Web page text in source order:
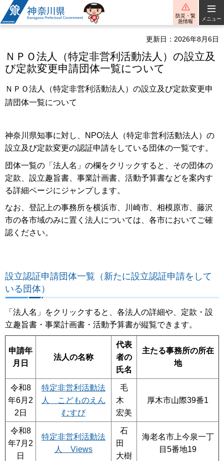
神奈川県
防災・緊
急情報
メニュー
更新日：2026年8月6日
ＮＰＯ法人（特定非営利活動法人）の設立及
び定款変更申請団体一覧について
ＮＰＯ法人（特定非営利活動法人）の設立及び定款変更申
請団体一覧について
神奈川県知事に対し、NPO法人（特定非営利活動法人）の
設立及び定款変更の認証申請をしている団体の一覧です。
団体一覧の「法人名」の欄をクリックすると、その団体の
定款、設立趣旨書、事業計画書、活動予算書などを案内す
る詳細ページにジャンプします。
なお、登記上の事務所を横浜市、川崎市、相模原市、藤沢
市の各市域のみに置く法人については、各市においてご確
認ください。
設立認証申請団体一覧（新たに設立認証申請をして
いる団体）
「法人名」をクリックすると、各法人の詳細や、定款・設
立趣旨書・事業計画書・活動予算書が縦覧できます。
申請年
月日
法人の名称
代表
者の
氏名
主たる事務所の所在
地
令和8
年6月2
2日
特定非営利活動法
人 こどものえん
むすび
毛
木
宏美
厚木市山際39番1
令和8
年7月2
日
特定非営利活動法
人 Views
石
田
大樹
海老名市上今泉一丁
目5番地19